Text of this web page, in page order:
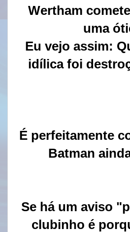
Wertham
uma
Eu vejo assim:
idílica foi
É perfeitamente
Batman
Se há um aviso
clubinho é